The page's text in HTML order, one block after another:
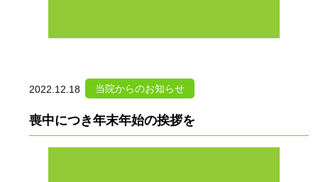
2022.12.18 当院からのお知らせ
喪中につき年末年始の挨拶を